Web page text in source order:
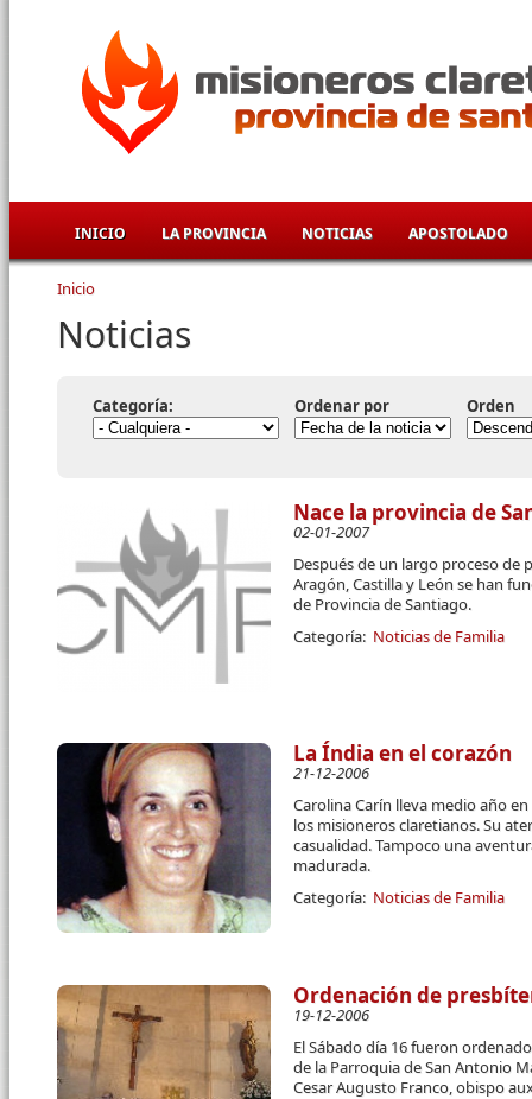
INICIO LA PROVINCIA NOTICIAS APOSTOLADO
Se encuentra usted aquí
Inicio
Noticias
Categoría: Ordenar por Orden
Nace la provincia de
02-01-2007
Después de un largo proceso de
Aragón, Castilla y León se han
de Provincia de Santiago.
Categoría: Noticias de Familia
La Índia en el corazón
21-12-2006
Carolina Carín lleva medio año
los misioneros claretianos. Su
casualidad. Tampoco una
madurada.
Categoría: Noticias de Familia
Ordenación de
19-12-2006
El Sábado día 16 fueron
de la Parroquia de San Antonio
Cesar Augusto Franco, obispo